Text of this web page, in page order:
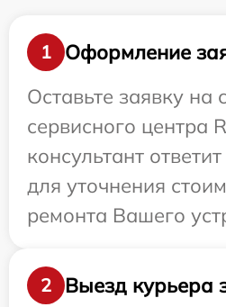
1
Оформление
Оставьте заявку на
сервисного центра
консультант
для уточнения
ремонта Вашего
2
Выезд курьера